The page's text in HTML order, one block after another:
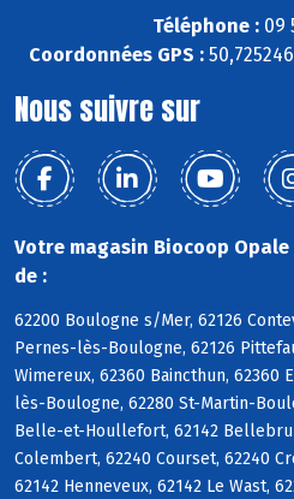
Téléphone :09
Coordonnées GPS :
Nous suivre sur
Votre magasin Biocoop
de :
62200 Boulogne s/Mer, 62126
Pernes-lès-Boulogne, 62126
Wimereux, 62360 Baincthun, 62360
lès-Boulogne, 62280 St-Martin-
Belle-et-Houllefort, 62142
Colembert, 62240 Courset, 62240
62142 Henneveux, 62142 Le Wast,